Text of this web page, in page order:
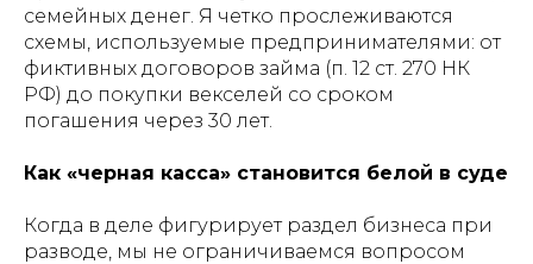
семейных денег. Я четко прослеживаются
схемы, используемые предпринимателями: от
фиктивных договоров займа (п. 12 ст. 270 НК
РФ) до покупки векселей со сроком
погашения через 30 лет.
Как «черная касса» становится белой в суде
Когда в деле фигурирует раздел бизнеса при
разводе, мы не ограничиваемся вопросом